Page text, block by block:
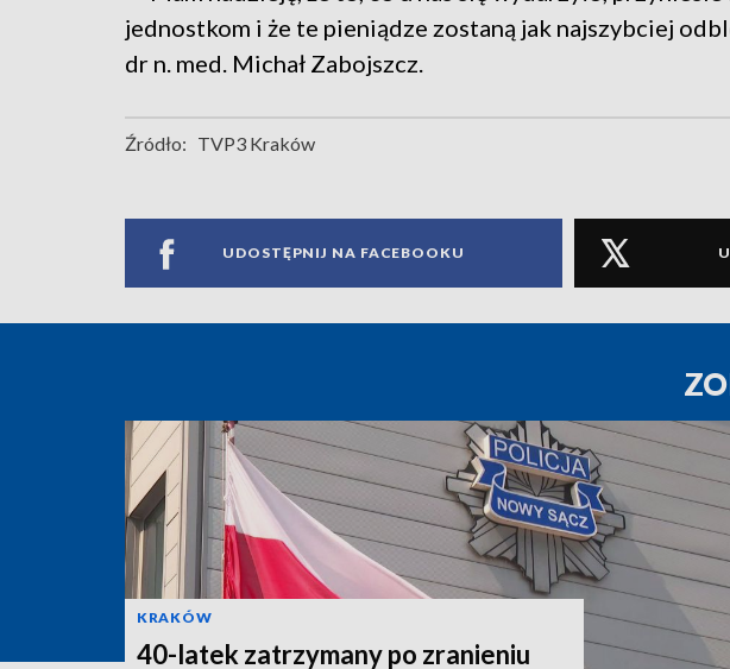
jednostkom i że te pieniądze zostaną jak najszybciej
dr n. med. Michał Zabojszcz.
Źródło: TVP3 Kraków
UDOSTĘPNIJ NA FACEBOOKU
KRAKÓW
40-latek zatrzymany po zranieniu